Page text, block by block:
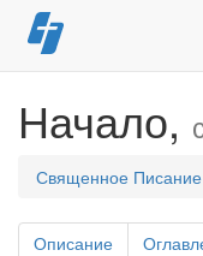
Перейти
к
Начало,
Священное Писание
Описание